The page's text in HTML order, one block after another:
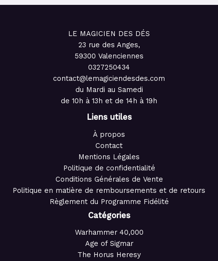
LE MAGICIEN DES DÉS
23 rue des Anges,
59300 Valenciennes
0327250434
contact@lemagiciendesdes.com
du Mardi au Samedi
de 10h à 13h et de 14h à 19h
Liens utiles
À propos
Contact
Mentions Légales
Politique de confidentialité
Conditions Générales de Vente
Politique en matière de remboursements et de retours
Règlement du Programme Fidélité
Catégories
Warhammer 40,000
Age of Sigmar
The Horus Heresy